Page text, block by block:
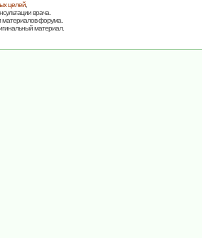
целей,
врача.
материалов форума.
материал.